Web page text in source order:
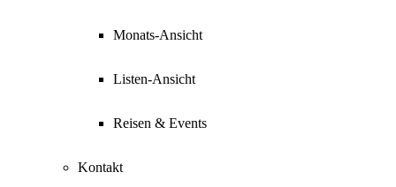
Monats-Ansicht
Listen-Ansicht
Reisen & Events
Kontakt